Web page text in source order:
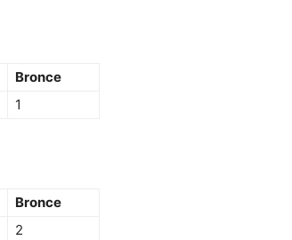
Bronce
1
Bronce
2